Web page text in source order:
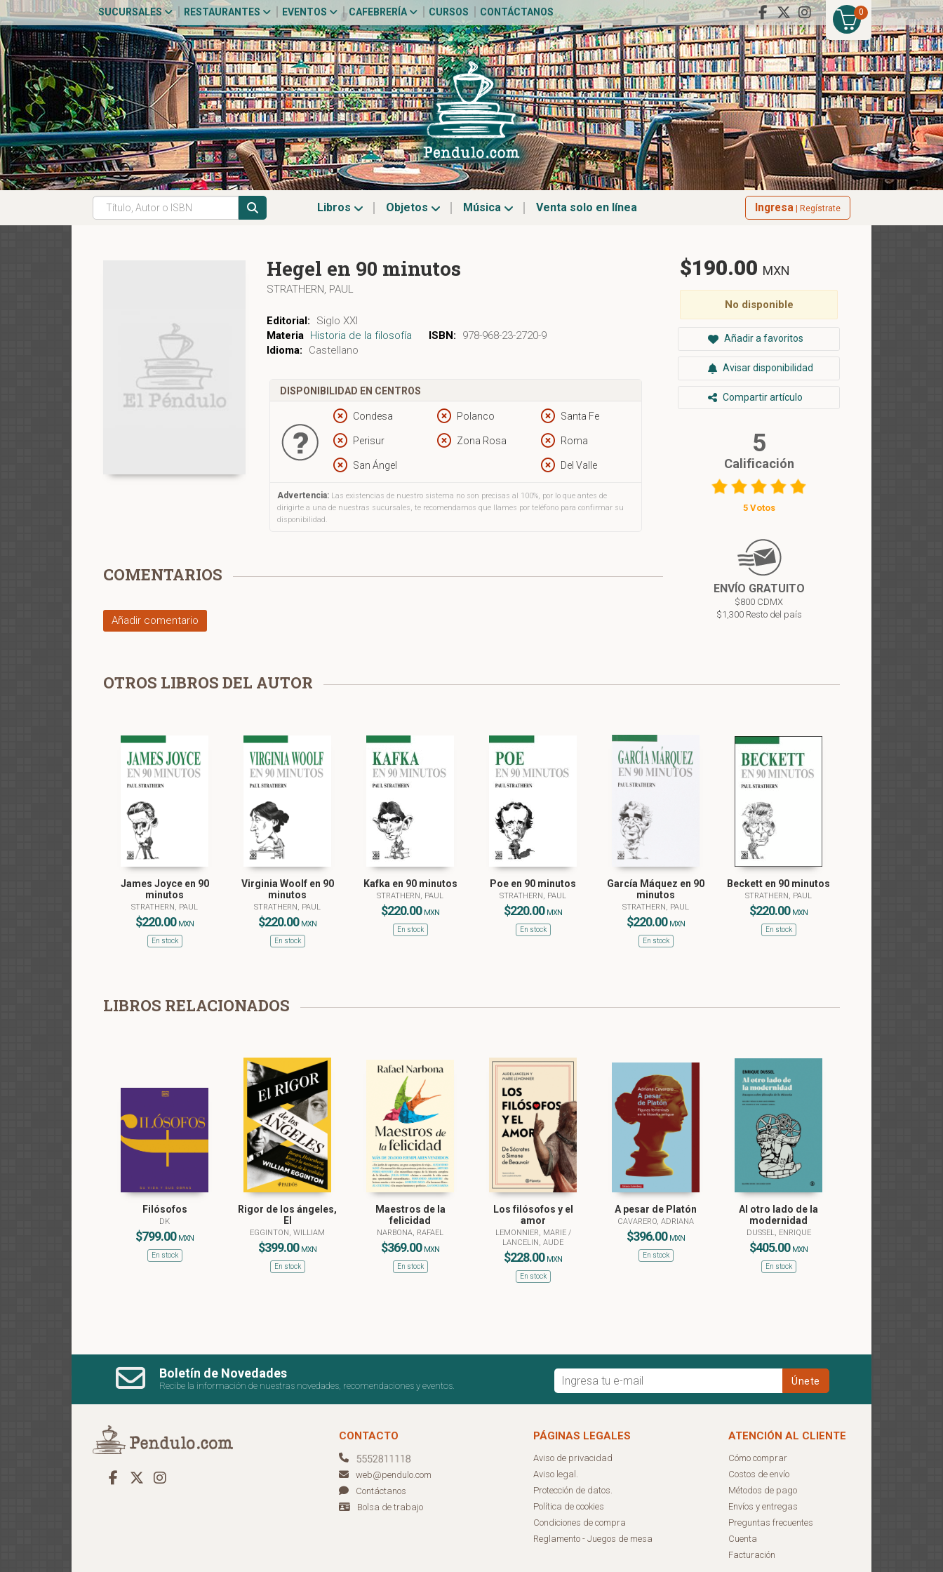
0
SUCURSALES RESTAURANTES EVENTOS CAFEBRERÍA CURSOS CONTÁCTANOS
Libros Objetos Música Venta solo en línea Ingresa | Regístrate
Hegel en 90 minutos
STRATHERN, PAUL
Editorial:
Siglo XXI
Materia Historia de la filosofía ISBN:
978-968-23-2720-9
Idioma:
Castellano
DISPONIBILIDAD EN CENTROS
Condesa Polanco Santa Fe
Perisur Zona Rosa Roma
San Ángel Del Valle
Advertencia: Las existencias de nuestro sistema no son precisas al 100%, por lo que antes de
dirigirte a una de nuestras sucursales, te recomendamos que llames por teléfono para confirmar su
disponibilidad.
COMENTARIOS
Añadir comentario
$190.00 MXN
No disponible
Añadir a favoritos
Avisar disponibilidad
Compartir artículo
5
Calificación
5 Votos
ENVÍO GRATUITO
$800 CDMX
$1,300 Resto del país
OTROS LIBROS DEL AUTOR
James Joyce en 90
minutos
STRATHERN, PAUL
$220.00 MXN
En stock
Virginia Woolf en 90
minutos
STRATHERN, PAUL
$220.00 MXN
En stock
Kafka en 90 minutos
STRATHERN, PAUL
$220.00 MXN
En stock
Poe en 90 minutos
STRATHERN, PAUL
$220.00 MXN
En stock
García Máquez en 90
minutos
STRATHERN, PAUL
$220.00 MXN
En stock
Beckett en 90 minutos
STRATHERN, PAUL
$220.00 MXN
En stock
LIBROS RELACIONADOS
Filósofos
DK
$799.00 MXN
En stock
Rigor de los ángeles,
El
EGGINTON, WILLIAM
$399.00 MXN
En stock
Maestros de la
felicidad
NARBONA, RAFAEL
$369.00 MXN
En stock
Los filósofos y el
amor
LEMONNIER, MARIE /
LANCELIN, AUDE
$228.00 MXN
En stock
A pesar de Platón
CAVARERO, ADRIANA
$396.00 MXN
En stock
Al otro lado de la
modernidad
DUSSEL, ENRIQUE
$405.00 MXN
En stock
Boletín de Novedades
Recibe la información de nuestras novedades, recomendaciones y eventos.
CONTACTO
web@pendulo.com
Contáctanos
Bolsa de trabajo
PÁGINAS LEGALES
Aviso de privacidad
Aviso legal.
Protección de datos.
Política de cookies
Condiciones de compra
Reglamento - Juegos de mesa
ATENCIÓN AL CLIENTE
Cómo comprar
Costos de envío
Métodos de pago
Envíos y entregas
Preguntas frecuentes
Cuenta
Facturación